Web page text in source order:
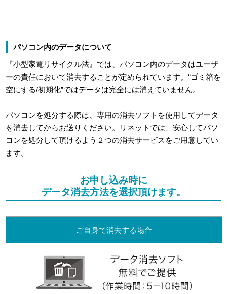
パソコン内のデータについて
『小型家電リサイクル法』では、パソコン内のデータはユーザ
ーの責任において消去することが定められています。“ゴミ箱を
空にする/初期化”ではデータは完全には消えていません。
パソコンを処分する際は、専用の消去ソフトを使用してデータ
を消去してからお送りください。リネットでは、安心してパソ
コンを処分して頂けるよう２つの消去サービスをご用意してい
ます。
お申し込み時に
データ消去方法を選択頂けます。
ご自身で消去する場合